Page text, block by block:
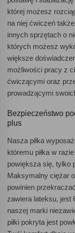
której możesz
na niej ćwiczeń
innych sprzętach o
których możesz
większe
możliwości pracy z
ćwiczącymi oraz
prowadzącymi
Bezpieczeństwo
plus
Nasza piłka
któremu piłka w
powiększa się, tylko
Maksymalny ciężar
powinien
zawiera lateksu, jest
naszej marki
piłki pokryta jest